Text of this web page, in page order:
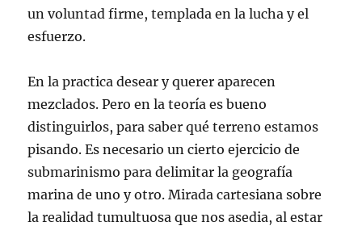
un voluntad firme, templada en la lucha y el
esfuerzo.
En la practica desear y querer aparecen
mezclados. Pero en la teoría es bueno
distinguirlos, para saber qué terreno estamos
pisando. Es necesario un cierto ejercicio de
submarinismo para delimitar la geografía
marina de uno y otro. Mirada cartesiana sobre
la realidad tumultuosa que nos asedia, al estar